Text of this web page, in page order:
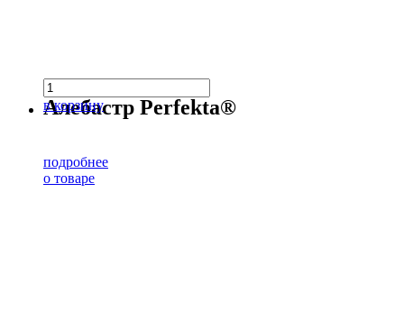
в корзину
Алебастр Perfekta®
подробнее
о товаре